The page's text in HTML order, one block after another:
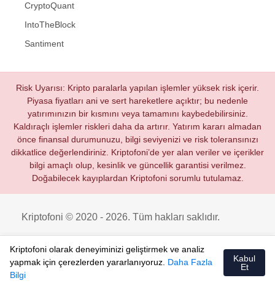
CryptoQuant
IntoTheBlock
Santiment
Risk Uyarısı: Kripto paralarla yapılan işlemler yüksek risk içerir.
Piyasa fiyatları ani ve sert hareketlere açıktır; bu nedenle
yatırımınızın bir kısmını veya tamamını kaybedebilirsiniz.
Kaldıraçlı işlemler riskleri daha da artırır. Yatırım kararı almadan
önce finansal durumunuzu, bilgi seviyenizi ve risk toleransınızı
dikkatlice değerlendiriniz. Kriptofoni’de yer alan veriler ve içerikler
bilgi amaçlı olup, kesinlik ve güncellik garantisi verilmez.
Doğabilecek kayıplardan Kriptofoni sorumlu tutulamaz.
Kriptofoni © 2020 - 2026. Tüm hakları saklıdır.
Kriptofoni olarak deneyiminizi geliştirmek ve analiz
yapmak için çerezlerden yararlanıyoruz. Daha Fazla
Bilgi
Kabul
Et